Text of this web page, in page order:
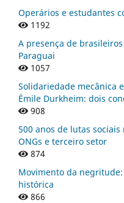
Operários e estudantes
1192
A presença de
Paraguai
1057
Solidariedade mecânica
Émile Durkheim: dois
908
500 anos de lutas
ONGs e terceiro setor
874
Movimento da
histórica
866